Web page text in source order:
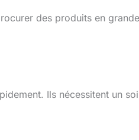
des produits en grande
Ils nécessitent un